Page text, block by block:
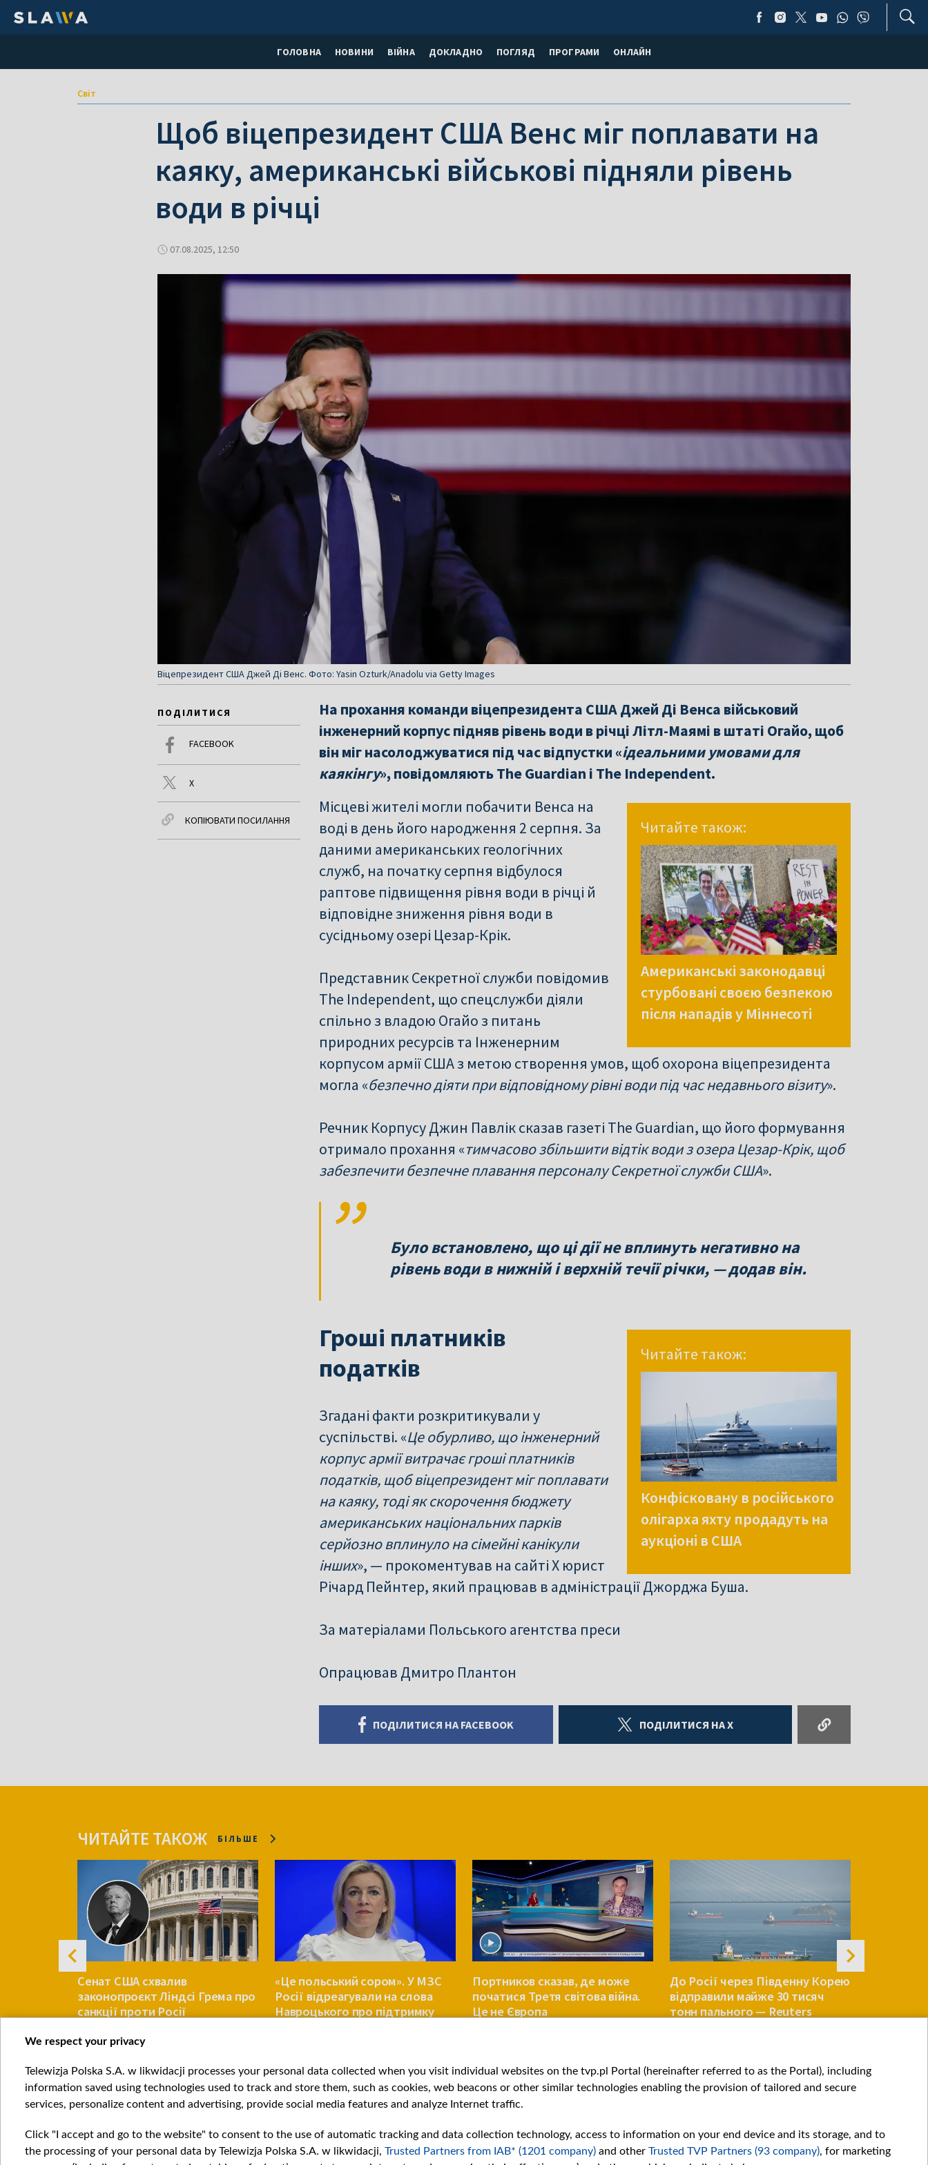
ГОЛОВНА НОВИНИ ВІЙНА ДОКЛАДНО ПОГЛЯД ПРОГРАМИ ОНЛАЙН
Світ
Щоб віцепрезидент США Венс міг поплавати на
каяку, американські військові підняли рівень
води в річці
07.08.2025, 12:50
Віцепрезидент США Джей Ді Венс. Фото: Yasin Ozturk/Anadolu via Getty Images
ПОДІЛИТИСЯ
FACEBOOK
X
КОПІЮВАТИ ПОСИЛАННЯ
На прохання команди віцепрезидента США Джей Ді Венса військовий
інженерний корпус підняв рівень води в річці Літл-Маямі в штаті Огайо, щоб
він міг насолоджуватися під час відпустки «ідеальними умовами для
каякінгу», повідомляють The Guardian і The Independent.
Читайте також:
Американські законодавці
стурбовані своєю безпекою
після нападів у Міннесоті
Місцеві жителі могли побачити Венса на
воді в день його народження 2 серпня. За
даними американських геологічних
служб, на початку серпня відбулося
раптове підвищення рівня води в річці й
відповідне зниження рівня води в
сусідньому озері Цезар-Крік.
Представник Секретної служби повідомив
The Independent, що спецслужби діяли
спільно з владою Огайо з питань
природних ресурсів та Інженерним
корпусом армії США з метою створення умов, щоб охорона віцепрезидента
могла «безпечно діяти при відповідному рівні води під час недавнього візиту».
Речник Корпусу Джин Павлік сказав газеті The Guardian, що його формування
отримало прохання «тимчасово збільшити відтік води з озера Цезар-Крік, щоб
забезпечити безпечне плавання персоналу Секретної служби США».
Було встановлено, що ці дії не вплинуть негативно на
рівень води в нижній і верхній течії річки, — додав він.
Читайте також:
Конфісковану в російського
олігарха яхту продадуть на
аукціоні в США
Гроші платників
податків
Згадані факти розкритикували у
суспільстві. «Це обурливо, що інженерний
корпус армії витрачає гроші платників
податків, щоб віцепрезидент міг поплавати
на каяку, тоді як скорочення бюджету
американських національних парків
серйозно вплинуло на сімейні канікули
інших», — прокоментував на сайті X юрист
Річард Пейнтер, який працював в адміністрації Джорджа Буша.
За матеріалами Польського агентства преси
Опрацював Дмитро Плантон
ПОДІЛИТИСЯ НА FACEBOOK ПОДІЛИТИСЯ НА X
ЧИТАЙТЕ ТАКОЖ БІЛЬШЕ
Сенат США схвалив
законопроєкт Ліндсі Грема про
санкції проти Росії
СВІТ
«Це польський сором». У МЗС
Росії відреагували на слова
Навроцького про підтримку
Портников сказав, де може
початися Третя світова війна.
Це не Європа
До Росії через Південну Корею
відправили майже 30 тисяч
тонн пального — Reuters
Item
1
of
We respect your privacy
Telewizja Polska S.A. w likwidacji processes your personal data collected when you visit individual websites on the tvp.pl Portal (hereinafter referred to as the Portal), including
information saved using technologies used to track and store them, such as cookies, web beacons or other similar technologies enabling the provision of tailored and secure
services, personalize content and advertising, provide social media features and analyze Internet traffic.
Click "I accept and go to the website" to consent to the use of automatic tracking and data collection technology, access to information on your end device and its storage, and to
the processing of your personal data by Telewizja Polska S.A. w likwidacji, Trusted Partners from IAB* (1201 company) and other Trusted TVP Partners (93 company), for marketing